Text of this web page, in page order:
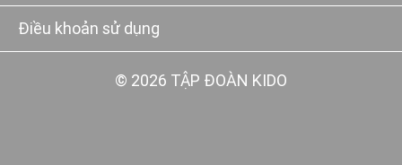
Điều khoản sử dụng
© 2026 TẬP ĐOÀN KIDO